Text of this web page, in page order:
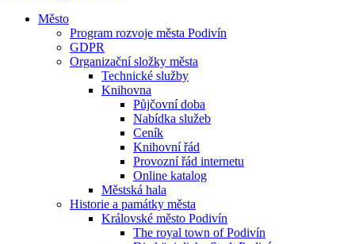
Město
Program rozvoje města Podivín
GDPR
Organizační složky města
Technické služby
Knihovna
Půjčovní doba
Nabídka služeb
Ceník
Knihovní řád
Provozní řád internetu
Online katalog
Městská hala
Historie a památky města
Královské město Podivín
The royal town of Podivín